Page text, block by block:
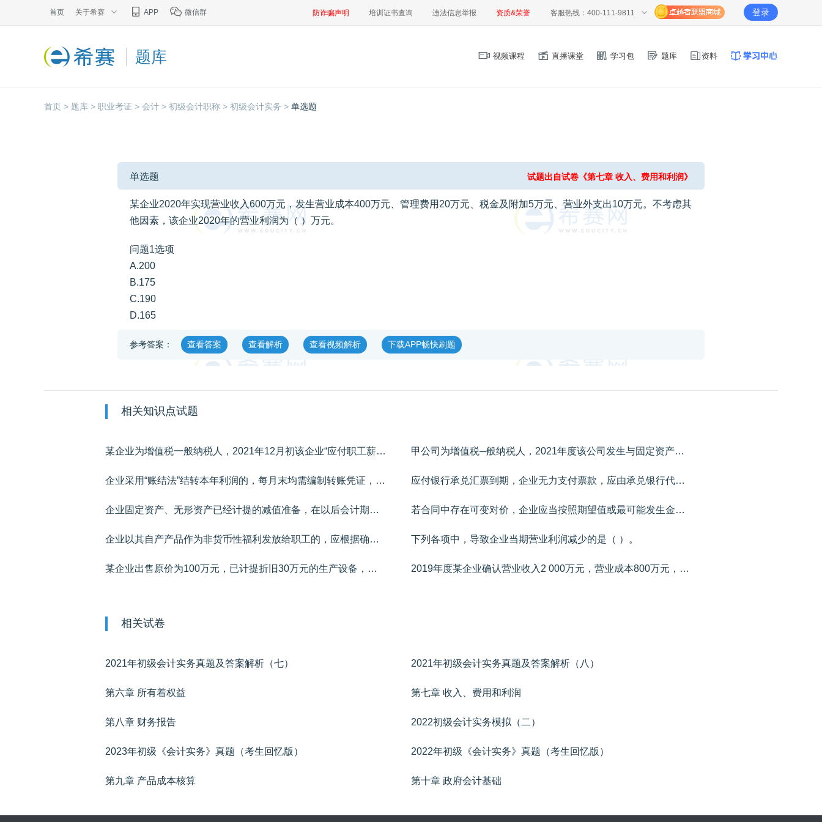
首页 关于希赛 APP 微信群 防诈骗声明 培训证书查询 违法信息举报 资质&荣誉 客服热线：400-111-9811 登录
题库 视频课程 直播课堂 学习包 题库 资料
首页 > 题库 > 职业考证 > 会计 > 初级会计职称 > 初级会计实务 > 单选题
单选题 试题出自试卷《第七章 收入、费用和利润》
某企业2020年实现营业收入600万元，发生营业成本400万元、管理费用20万元、税金及附加5万元、营业外支出10万元。不考虑其
他因素，该企业2020年的营业利润为（ ）万元。
问题1选项
A.200
B.175
C.190
D.165
参考答案： 查看答案 查看解析 查看视频解析 下载APP畅快刷题
相关知识点试题
某企业为增值税一般纳税人，2021年12月初该企业“应付职工薪酬”科目贷方余额为300万元。2021年12月该企业发生的有关经济业务如下：（1））结算上月应付职工薪酬，并按规定代扣职工个人所得税7万元，扣除企业为职工代付的房租13万元，收回代垫职工家属医药费5万元，实发工资共计275万元。（2）经批准，企业本月为管理人员租赁公寓免费居住，月租金为7万元（不考虑增值税）；为专设销售机构销售人员提供汽车免费使用，车辆每月计提折旧0.6万元。上述业务均符合非货币性福利确认条件。（3）以自产的空气净化器作为非货币性福利发放给20名管理人员每人一台。每台的成本为0.5万元，不含增值税的市场售价为0.8万元，适用的增值税税率为13%。（4）12月确认应付职工薪酬总额330万元，其中：车间生产人员薪酬210万元，车间管理人员薪酬30万元，行政管理人员薪酬50万元，销售人员薪酬40万元。本月生产的产品尚未完工。要求：根据上述资料，不考虑其他因素，分析回答下列小题。1、根据期初资料和资料（1），下列各项中，该企业支付职工薪酬的会计处理正确的是（）。2、根据资料（2），下列各项中，该企业为职工租赁住房和提供汽车的相关会计处理正确的是（）。3、根据资料（3），下列各项中，该企业确认并发放非货币性福利的会计处理正确的是（）。4、根据资料（4），下列各项中，该企业确认本月职工薪酬的会计处理表述正确的是（）。5、根据资料（2）至（4），下列各项中，该企业12月职工薪酬业务对当月营业利润影响结果表述正确的是（）。 甲公司为增值税─般纳税人，2021年度该公司发生与固定资产相关业务如下：（1）1月8日，购入一台需要安装的M设备，取得的增值税专用发票上注明的价款为500000元，增值税税额为65000元，另支付安装费取得的增值税专用发票上注明的价款为40000元，增值税税额为3600元，全部款项以银行存款支付。该设备预计可使用5年，预计净残值为30000元，采用年限平均法计提折旧。1月10日M设备达到预定可使用状态并交付生产车间使用。（2）6月30日，委托外单位对本公司设备进行日常维护修理，其中行政管理部门设备的修理费为30000元，销售部门设备修理费为10000元，取得的增值税专用发票上注明的价款为40000元，增值税税额为5200元，全部款项以银行存款支付。（3）12月5日，报废一台N设备，该设备原值为800000元，已计提折旧760000元，未发生资产减值损失。设备报废取得变价收入20000元，开具的增值税专用发票上注明的增值税税额为2600元，报废过程中发生清理费用6000元，全部款项均已通过银行办理结算。（4）12月31日，对固定资产进行减值测试，发现2021年1月购入的M设备存在减值迹象，其可收回金额为440000元。要求：根据上述资料，不考虑其他因素，分析回答下列小题。1、根据资料（1），下列各项中，甲公司购入M设备的入账价值是（）元。2、根据资料（1），下列各项中，甲公司购入M设备计提折旧的表述正确的是（）。3、根据资料（2），下列各项中，甲公司支付设备修理费的会计处理正确的是（）。4、根据资料（3），下列各项中，甲公司报废N设备会计处理正确的是（）。5、根据资料（1）和（4），下列各项中，12月31日关于M设备期末计量和报表填列正确的是（）。
企业采用“账结法”结转本年利润的，每月末均需编制转账凭证，将在账上结计出的各损益类科目的余额结转入“本年利润”科目。（） 应付银行承兑汇票到期，企业无力支付票款，应由承兑银行代为支付并作为付款企业的贷款处理。（）
企业固定资产、无形资产已经计提的减值准备，在以后会计期间不得转回。（） 若合同中存在可变对价，企业应当按照期望值或最可能发生金额确定可变对价的最佳估计数。（）
企业以其自产产品作为非货币性福利发放给职工的，应根据确定的受益对象，按照产品的含税公允价值直接计入当期损益。（） 下列各项中，导致企业当期营业利润减少的是（ ）。
某企业出售原价为100万元，已计提折旧30万元的生产设备，收取价款50万元，发生清理费用2.5万元。不考虑相关税费及其他因素，下列各项中，该项业务对企业当期营业利润的影响是（ ）。 2019年度某企业确认营业收入2 000万元，营业成本800万元，管理费用400万元，税金及附加20万元，营业外收入100万元，不考虑其他因素，2019年度该企业利润表中营业利润本期金额为（ ）万元。
相关试卷
2021年初级会计实务真题及答案解析（七） 2021年初级会计实务真题及答案解析（八）
第六章 所有着权益 第七章 收入、费用和利润
第八章 财务报告 2022初级会计实务模拟（二）
2023年初级《会计实务》真题（考生回忆版） 2022年初级《会计实务》真题（考生回忆版）
第九章 产品成本核算 第十章 政府会计基础